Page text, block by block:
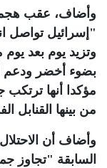
وأضاف، عقب هجمات
"إسرائيل تواصل
وتزيد يوم بعد يوم
بضوء أخضر ودعم
مؤكدا أنها
من بينها القنابل
وأضاف أن
السابقة "تجاوز